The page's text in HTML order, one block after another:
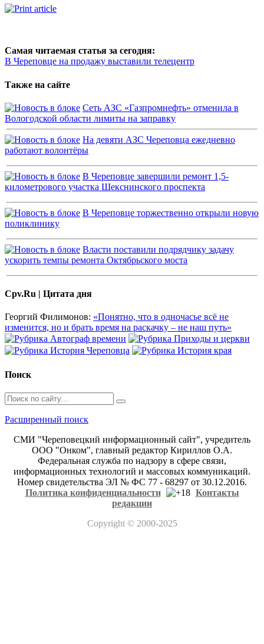
Самая читаемая статья за сегодня:
В Череповце на продажу выставили телецентр
Также на сайте
Сеть АЗС «Газпромнефть» отменила в
Вологодской области лимиты на заправку
На девяти АЗС Череповца ежедневно
работают волонтёры
В Череповце завершили ремонт 1,5-
километрового участка Шекснинского проспекта
В Череповце торжественно открыли новую
поликлинику
Власти поставили подрядчику задачу
ускорить темпы ремонта Октябрьского моста
Cpv.Ru | Цитата дня
Георгий Филимонов: «Понятно, что в одночасье всё не
изменится, но и брать время на раскачку – не наш путь»
Поиск
Расширенный поиск
СМИ "Череповецкий информационный сайт", учредитель
ООО "Онком", главный редактор Кириллов О.А.
Федеральная служба по надзору в сфере связи,
информационных технологий и массовых коммуникаций.
Номер свидетельства ЭЛ № ФС 77 - 68297 от 30.12.2016.
Политика конфиденциальности
Контакты
редакции
Copyright© 2000-2025